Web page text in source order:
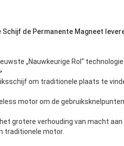
de Permanente Magneet
„Nauwkeurige Rol“
om traditionele plaats te
motor om de
grotere verhouding van macht
traditionele motor.